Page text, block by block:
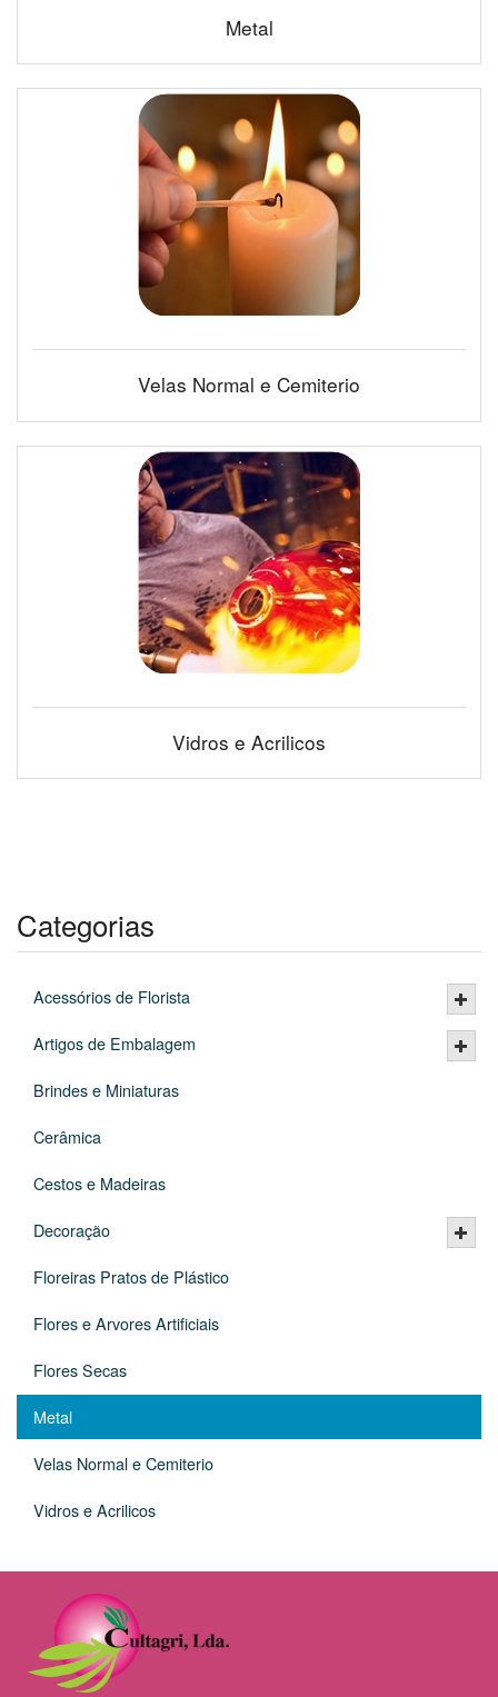
Metal
Velas Normal e Cemiterio
Vidros e Acrilicos
Categorias
Acessórios de Florista
Artigos de Embalagem
Brindes e Miniaturas
Cerâmica
Cestos e Madeiras
Decoração
Floreiras Pratos de Plástico
Flores e Arvores Artificiais
Flores Secas
Metal
Velas Normal e Cemiterio
Vidros e Acrilicos